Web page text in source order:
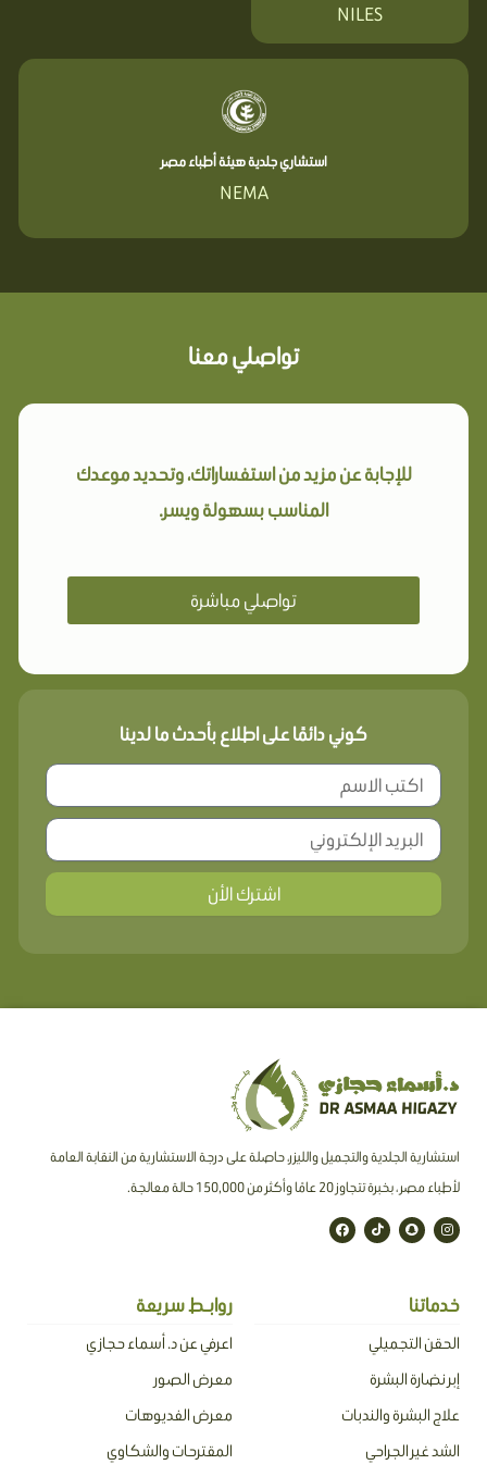
NILES
استشاري جلدية هيئة أطباء مصر
NEMA
تواصلي معنا
للإجابة عن مزيد من استفساراتك، وتحديد موعدك
المناسب بسهولة ويسر.
تواصلي مباشرة
كوني دائمًا على اطلاع بأحدث ما لدينا
اشترك الأن
استشارية الجلدية والتجميل والليزر، حاصلة على درجة الاستشارية من النقابة العامة
لأطباء مصر ، بخبرة تتجاوز 20 عامًا وأكثر من 150,000 حالة معالجة.
I
n
s
a
S
n
a
a
t
T
i
k
F
a
c
خدماتنا
الحقن التجميلي
إبر نضارة البشرة
علاج البشرة والندبات
الشد غير الجراحي
روابـط سريعة
اعرفي عن د. أسماء حجازي
معرض الصور
معرض الفديوهات
المقترحات والشكاوي